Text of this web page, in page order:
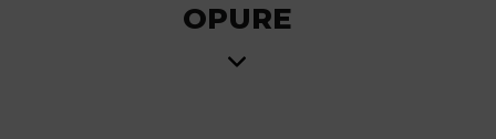
OPURE